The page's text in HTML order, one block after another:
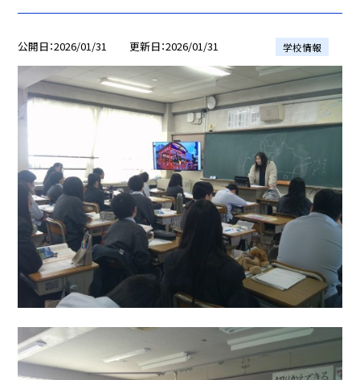
公開日 2026/01/31 更新日 2026/01/31 学校情報